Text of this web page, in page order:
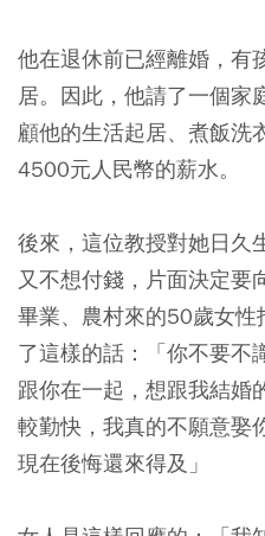
他在退休前已經離婚，有
居。因此，他請了一個家
顧他的生活起居、煮飯洗
4500元人民幣的薪水。
後來，這位教授對她日久
又不想付錢，片面決定要
畢業、農村來的50歲女性
了這樣的話：「你不要不
跟你在一起，想跟我結婚
較勤快，我真的不願意娶
現在後悔還來得及」